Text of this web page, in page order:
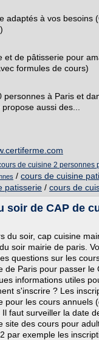
adaptés à vos besoins
et de pâtisserie pour
formules de cours)
personnes à Paris et
aussi des...
de cuisine 2 personnes
/ cours de cuisine
patisserie / cours de
soir de CAP de
du soir, cap cuisine
soir mairie de paris.
questions sur les
de Paris pour passer le
informations utiles
s'inscrire ? Les
pour les cours annuels
Il faut surveiller la date
site des cours pour
par exemple les